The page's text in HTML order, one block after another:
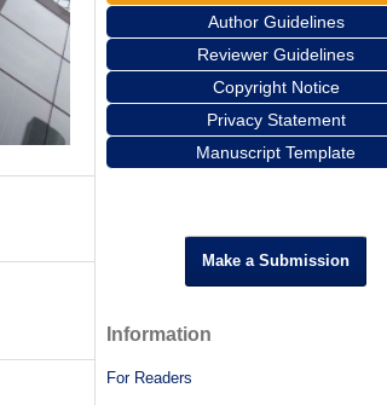
Author Guidelines
Reviewer Guidelines
Copyright Notice
Privacy Statement
Manuscript Template
Make a Submission
Information
For Readers